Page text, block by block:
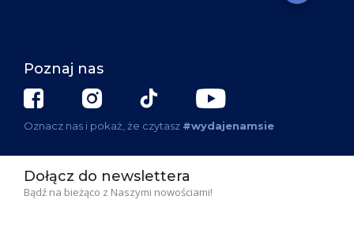
Poznaj nas
Oznacz nas i pokaż, że czytasz #wydajenamsie
Dołącz do newslettera
Bądź na bieżąco z Naszymi nowościami!